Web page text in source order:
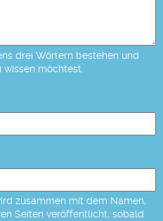
drei Wörtern bestehen und
möchtest.
zusammen mit dem Namen,
Seiten veröffentlicht, sobald